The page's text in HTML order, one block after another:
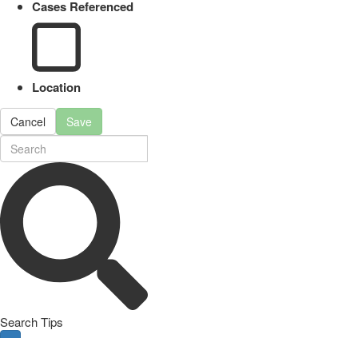
Cases Referenced
Location
Cancel Save
Search Tips